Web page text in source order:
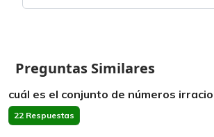
Preguntas Similares
cuál es el conjunto de números
22 Respuestas